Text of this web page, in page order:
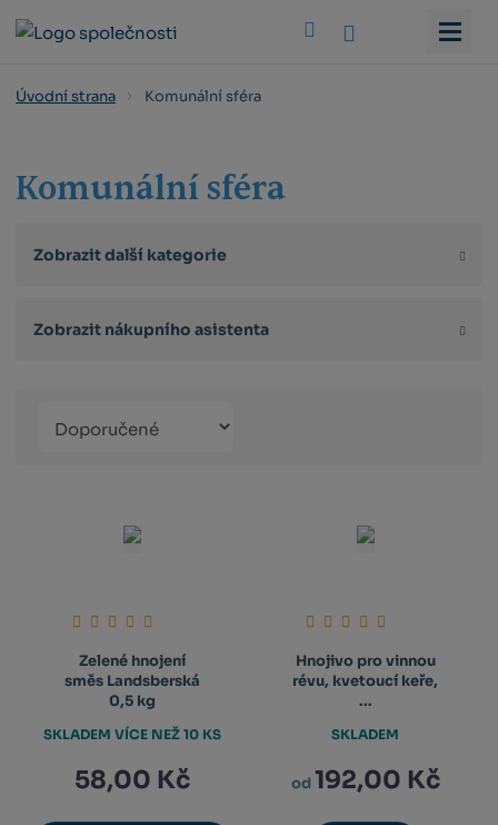
Úvodní strana Komunální sféra
Komunální sféra
Zobrazit další kategorie
Zobrazit nákupního asistenta
produktů
Zelené hnojení
směs Landsberská
0,5 kg
58,00 Kč
SKLADEM VÍCE NEŽ 10 KS
Hnojivo pro vinnou
révu, kvetoucí keře,
...
od192,00 Kč
SKLADEM